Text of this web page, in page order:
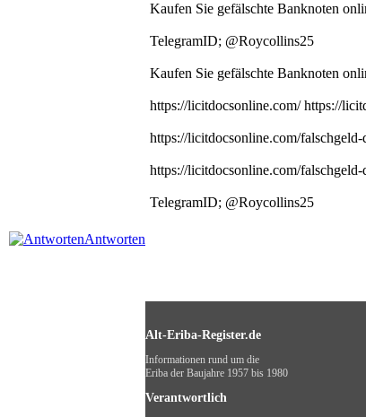
Kaufen Sie gefälschte Banknoten
TelegramID; @Roycollins25
Kaufen Sie gefälschte Banknoten
https://licitdocsonline.com/ https://
https://licitdocsonline.com/
https://licitdocsonline.com/
TelegramID; @Roycollins25
Antworten
Alt-Eriba-Register.de
Informationen rund um die
Eriba der Baujahre 1957 bis 1980
Verantwortlich